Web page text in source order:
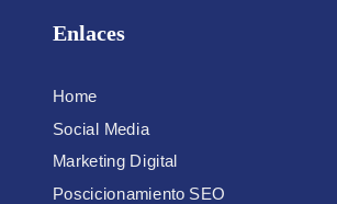
Enlaces
Home
Social Media
Marketing Digital
Poscicionamiento SEO